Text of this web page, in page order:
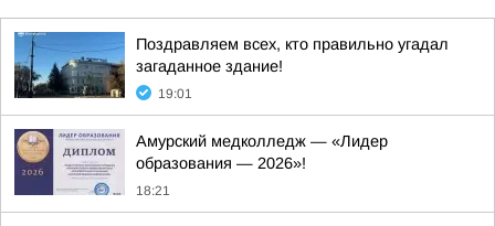
Поздравляем всех, кто правильно угадал
загаданное здание!
19:01
Амурский медколледж — «Лидер
образования — 2026»!
18:21